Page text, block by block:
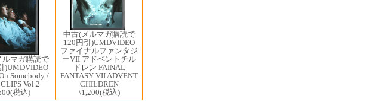
ルマガ購読で
)UMDVIDEO
Somebody /
CLIPS Vol.2
(税込)
中古(メルマガ購読で
120円引)UMDVIDEO
ファイナルファンタジ
ーVII アドベントチル
ドレン FAINAL
FANTASY VII ADVENT
CHILDREN
\1,200(税込)